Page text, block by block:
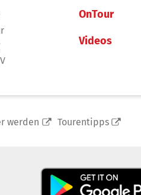
OnTour
Videos
werden Tourentipps